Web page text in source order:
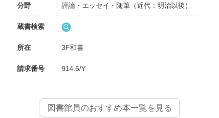
分野 評論・エッセイ・随筆（近代：明治以後）
蔵書検索
所在 3F和書
請求番号 914.6/Y
図書館員のおすすめ本一覧を見る